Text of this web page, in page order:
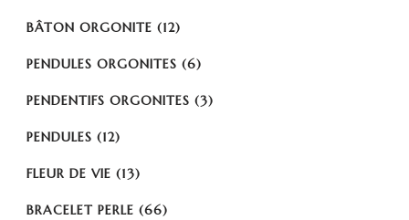
BÂTON ORGONITE (12)
PENDULES ORGONITES (6)
PENDENTIFS ORGONITES (3)
PENDULES (12)
FLEUR DE VIE (13)
BRACELET PERLE (66)